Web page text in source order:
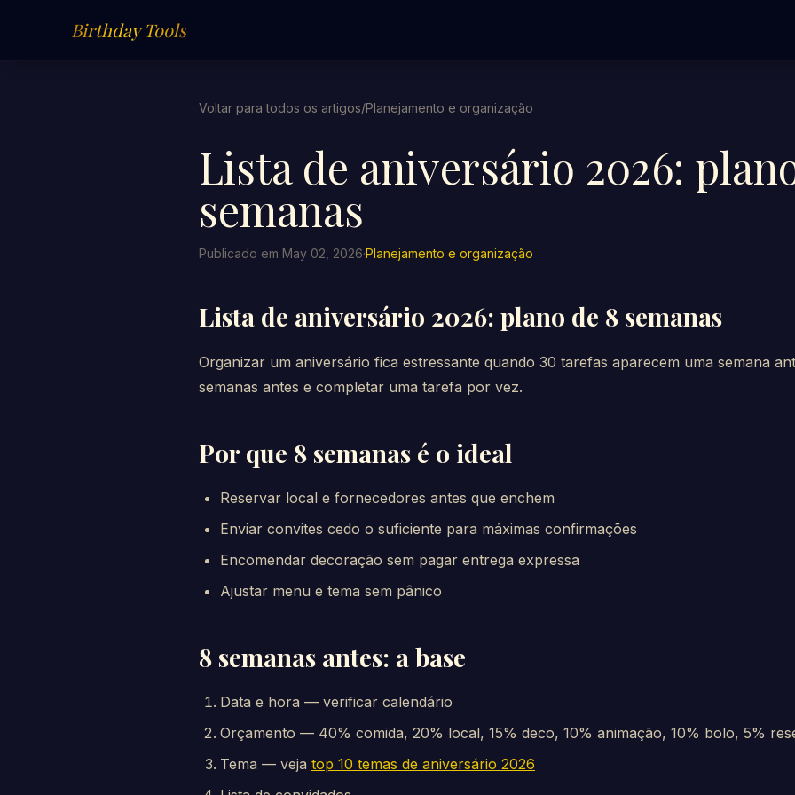
Birthday Tools
Voltar para todos os artigos/Planejamento e organização
Lista de aniversário 2026:
semanas
Publicado em May 02, 2026·Planejamento e organização
Lista de aniversário 2026: plano de 8 semanas
Organizar um aniversário fica estressante quando 30 tarefas aparecem uma semana
semanas antes e completar uma tarefa por vez.
Por que 8 semanas é o ideal
Reservar local e fornecedores antes que enchem
Enviar convites cedo o suficiente para máximas confirmações
Encomendar decoração sem pagar entrega expressa
Ajustar menu e tema sem pânico
8 semanas antes: a base
Data e hora — verificar calendário
Orçamento — 40% comida, 20% local, 15% deco, 10% animação, 10% bolo, 5%
Tema — veja top 10 temas de aniversário 2026